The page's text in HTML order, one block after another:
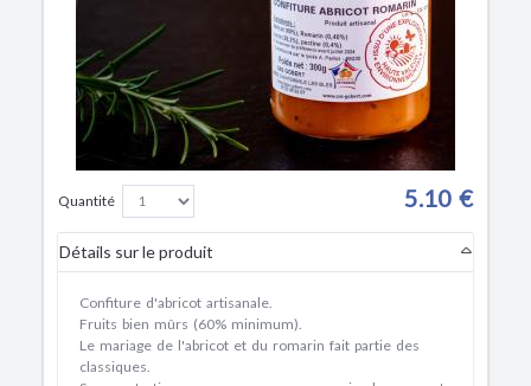
Quantité 5.10 €
Détails sur le produit
Confiture d'abricot artisanale.
Fruits bien mûrs (60% minimum).
Le mariage de l'abricot et du romarin fait partie des
classiques.